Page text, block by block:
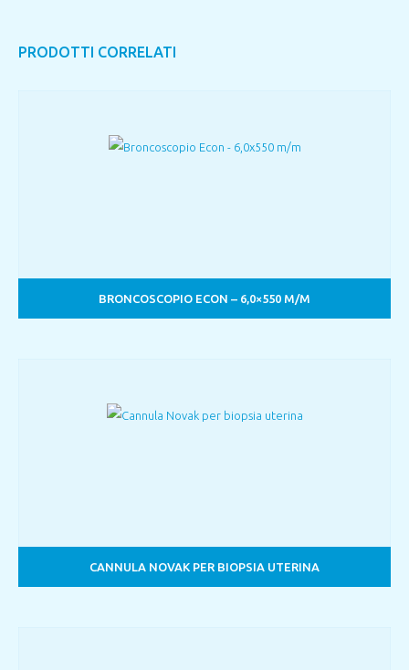
PRODOTTI CORRELATI
BRONCOSCOPIO ECON – 6,0×550 M/M
CANNULA NOVAK PER BIOPSIA UTERINA